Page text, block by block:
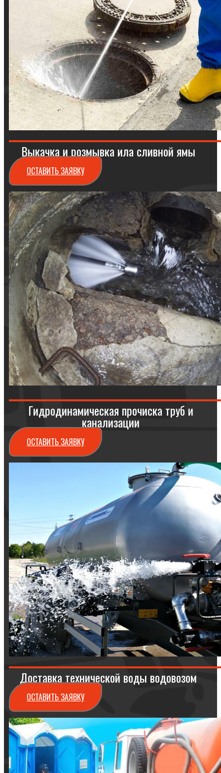
Выкачка и розмывка ила сливной ямы
ОСТАВИТЬ ЗАЯВКУ
Гидродинамическая прочиска труб и
канализации
ОСТАВИТЬ ЗАЯВКУ
Доставка технической воды водовозом
ОСТАВИТЬ ЗАЯВКУ